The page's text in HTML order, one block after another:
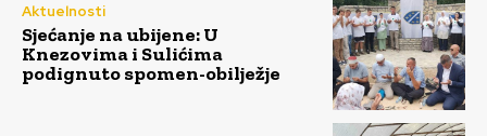
Aktuelnosti
Sjećanje na ubijene: U
Knezovima i Sulićima
podignuto spomen-obilježje